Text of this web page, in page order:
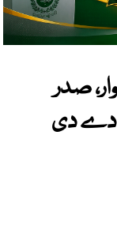
صدر
دے دی